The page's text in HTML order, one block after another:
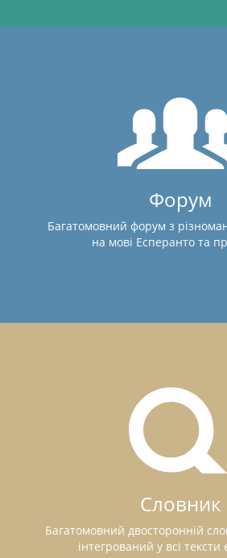
Форум
Багатомовний форум з
на мові Есперанто та
Словник
Багатомовний двосторонній
інтегрований у всі